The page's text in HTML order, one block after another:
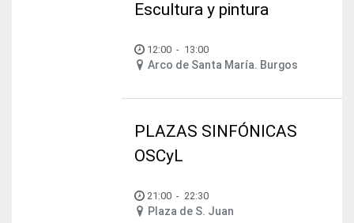
Escultura y pintura
12:00 - 13:00
Arco de Santa María. Burgos
PLAZAS SINFÓNICAS
OSCyL
21:00 -22:30
Plaza de S. Juan